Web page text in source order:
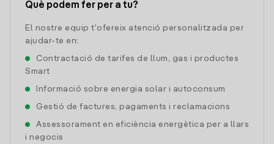
Què podem fer per a tu?
El nostre equip t'ofereix atenció personalitzada per
ajudar-te en:
Contractació de tarifes de llum, gas i productes
Smart
Informació sobre energia solar i autoconsum
Gestió de factures, pagaments i reclamacions
Assessorament en eficiència energètica per a llars
i negocis